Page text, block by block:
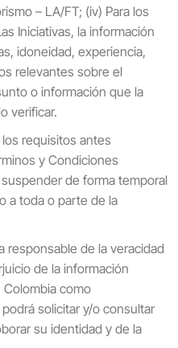
– LA/FT; (iv) Para los
Iniciativas, la información
idoneidad, experiencia,
relevantes sobre el
o información que la
verificar.
requisitos antes
y Condiciones
de forma temporal
a toda o parte de la
responsable de la veracidad
de la información
Colombia como
solicitar y/o consultar
su identidad y de la